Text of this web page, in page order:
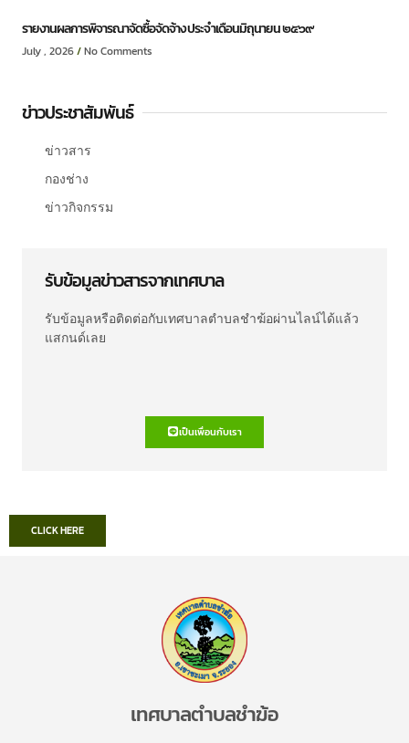
รายงานผลการพิจารณาจัดซื้อจัดจ้าง ประจำเดือนมิถุนายน ๒๕๖๙
July , 2026 No Comments
ข่าวประชาสัมพันธ์
ข่าวสาร
กองช่าง
ข่าวกิจกรรม
รับข้อมูลข่าวสารจากเทศบาล
รับข้อมูลหรือติดต่อกับเทศบาลตำบลชำฆ้อผ่านไลน์ได้แล้ว
แสกนด์เลย
เป็นเพื่อนกับเรา
CLICK HERE
เทศบาลตำบลชำฆ้อ